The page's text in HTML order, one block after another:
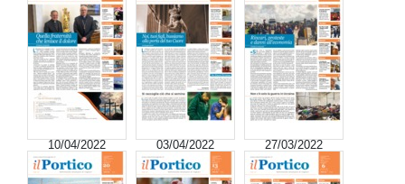
10/04/2022 03/04/2022 27/03/2022